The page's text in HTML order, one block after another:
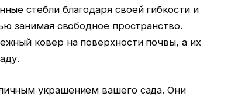
стебли благодаря своей гибкости и
занимая свободное пространство.
ковер на поверхности почвы, а их
украшением вашего сада. Они